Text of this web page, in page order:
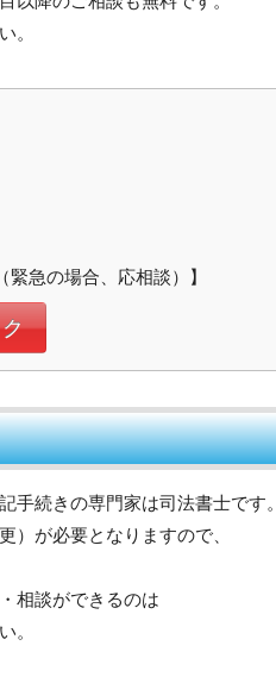
。
急の場合、応相談）】
手続きの専門家は司法書士です。
）が必要となりますので、
相談ができるのは
。